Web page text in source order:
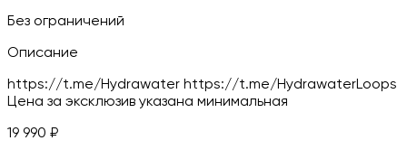
Без ограничений
Описание
https://t.me/Hydrawater https://t.me/HydrawaterLoops
Цена за эксклюзив указана минимальная
19 990 ₽